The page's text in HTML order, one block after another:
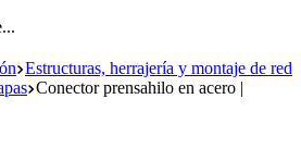
Estructuras, herrajería y montaje de red
Conector prensahilo en acero |